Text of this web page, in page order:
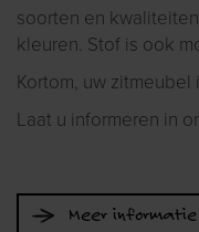
soorten en
kleuren. Stof is ook
Kortom, uw zitmeubel
Laat u informeren in
Meer